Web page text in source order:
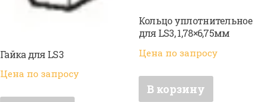
Гайка для LS3
Цена по запросу
Кольцо уплотнительное
для LS3, 1,78×6,75мм
Цена по запросу
В корзину